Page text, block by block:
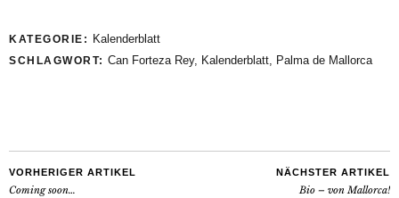
KATEGORIE: Kalenderblatt
SCHLAGWORT: Can Forteza Rey, Kalenderblatt, Palma de Mallorca
VORHERIGER ARTIKEL
Coming soon…
NÄCHSTER ARTIKEL
Bio – von Mallorca!